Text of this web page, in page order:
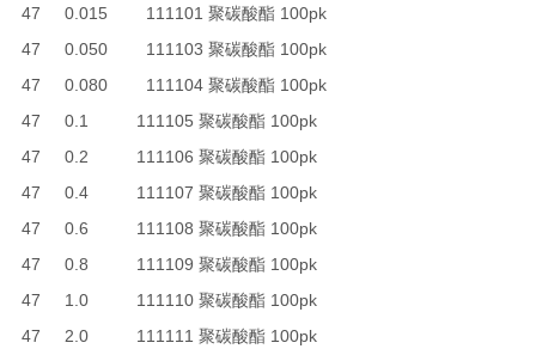
47 0.015 111101 聚碳酸酯 100pk
47 0.050 111103 聚碳酸酯 100pk
47 0.080 111104 聚碳酸酯 100pk
47 0.1 111105 聚碳酸酯 100pk
47 0.2 111106 聚碳酸酯 100pk
47 0.4 111107 聚碳酸酯 100pk
47 0.6 111108 聚碳酸酯 100pk
47 0.8 111109 聚碳酸酯 100pk
47 1.0 111110 聚碳酸酯 100pk
47 2.0 111111 聚碳酸酯 100pk